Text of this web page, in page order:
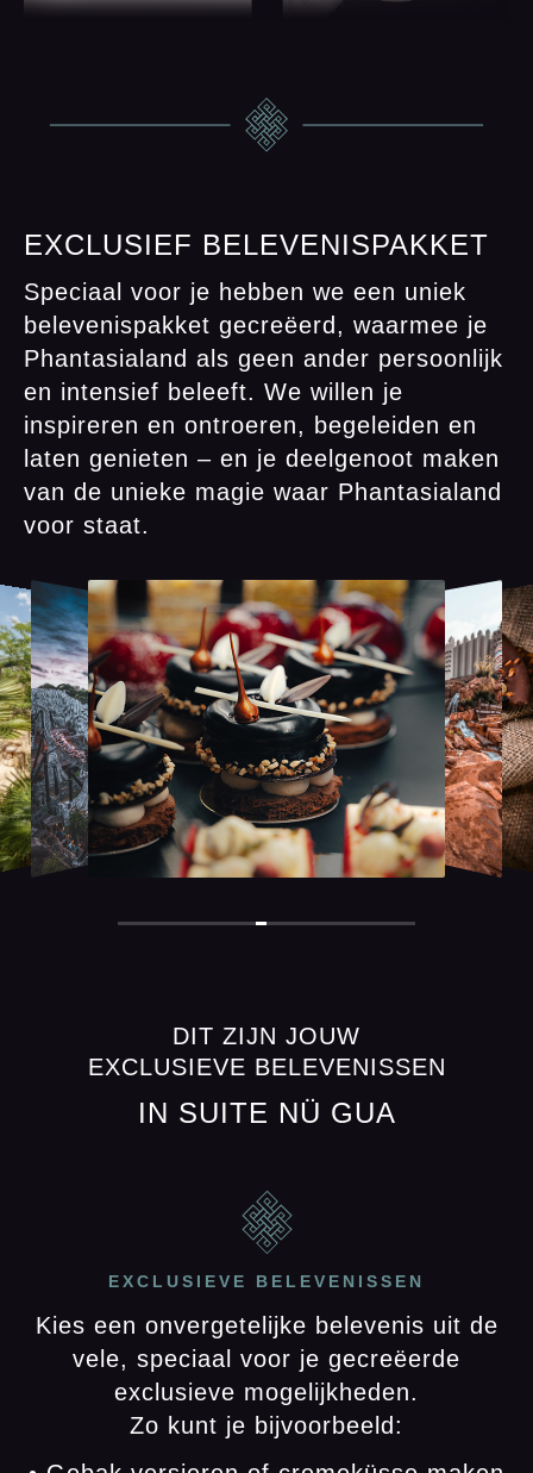
EXCLUSIEF BELEVENISPAKKET
Speciaal voor je hebben we een uniek
belevenispakket gecreëerd, waarmee je
Phantasialand als geen ander persoonlijk
en intensief beleeft. We willen je
inspireren en ontroeren, begeleiden en
laten genieten – en je deelgenoot maken
van de unieke magie waar Phantasialand
voor staat.
DIT ZIJN JOUW
EXCLUSIEVE BELEVENISSEN
IN SUITE NÜ GUA
EXCLUSIEVE BELEVENISSEN
Kies een onvergetelijke belevenis uit de
vele, speciaal voor je gecreëerde
exclusieve mogelijkheden.
Zo kunt je bijvoorbeeld: